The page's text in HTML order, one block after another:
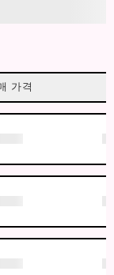
가격